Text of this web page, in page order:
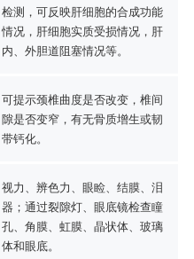
检测，可反映肝细胞的合成功能
情况，肝细胞实质受损情况，肝
内、外胆道阻塞情况等。
可提示颈椎曲度是否改变，椎间
隙是否变窄，有无骨质增生或韧
带钙化。
视力、辨色力、眼睑、结膜、泪
器；通过裂隙灯、眼底镜检查瞳
孔、角膜、虹膜、晶状体、玻璃
体和眼底。